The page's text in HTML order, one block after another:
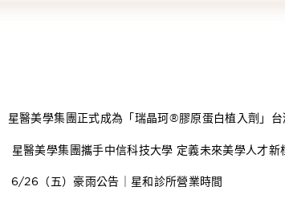
星醫美學集團正式成為「瑞晶珂®膠原蛋白植入劑」
星醫美學集團攜手中信科技大學 定義未來美學人才新
6/26（五）豪雨公告｜星和診所營業時間